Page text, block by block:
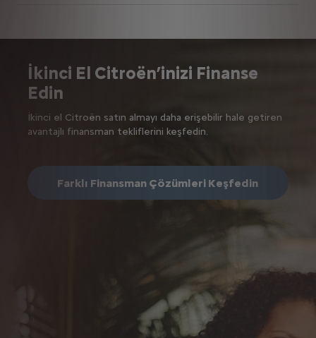
İkinci El Citroën’inizi Finanse
Edin
İkinci el Citroёn satın almayı daha erişebilir hale getiren
avantajlı finansman tekliflerini keşfedin.
Farklı Finansman Çözümleri Keşfedin